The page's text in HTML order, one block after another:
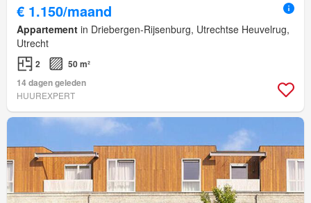
€ 1.150/maand
Appartement in Driebergen-Rijsenburg, Utrechtse Heuvelrug,
Utrecht
2
50 m²
14 dagen geleden
HUUREXPERT